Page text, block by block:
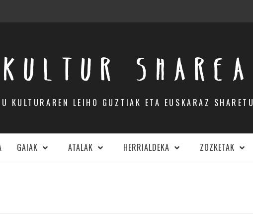
KULTUR SHAREA
KULTURAREN LEIHO GUZTIAK ETA EUSKARAZ SHARETU
GAIAK ATALAK HERRIALDEKA ZOZKETAK